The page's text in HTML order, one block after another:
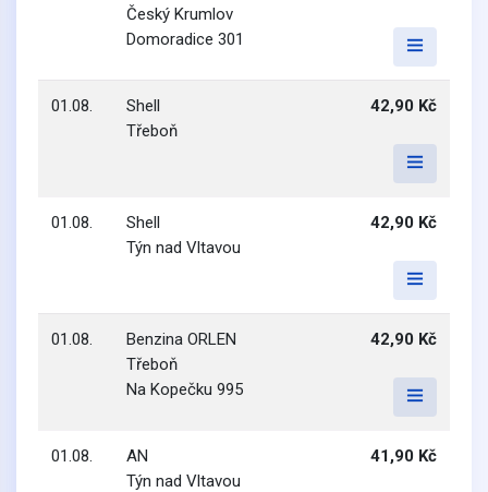
Český Krumlov
Domoradice 301
01.08.
Shell
Třeboň
42,90 Kč
01.08.
Shell
Týn nad Vltavou
42,90 Kč
01.08.
Benzina ORLEN
Třeboň
Na Kopečku 995
42,90 Kč
01.08.
AN
Týn nad Vltavou
41,90 Kč